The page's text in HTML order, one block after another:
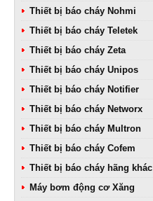
Thiết bị báo cháy Nohmi
Thiết bị báo cháy Teletek
Thiết bị báo cháy Zeta
Thiết bị báo cháy Unipos
Thiết bị báo cháy Notifier
Thiết bị báo cháy Networx
Thiết bị báo cháy Multron
Thiết bị báo cháy Cofem
Thiết bị báo cháy hãng khác
Máy bơm động cơ Xăng